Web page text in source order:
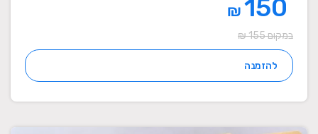
₪
במקום 155 ₪
להזמנה